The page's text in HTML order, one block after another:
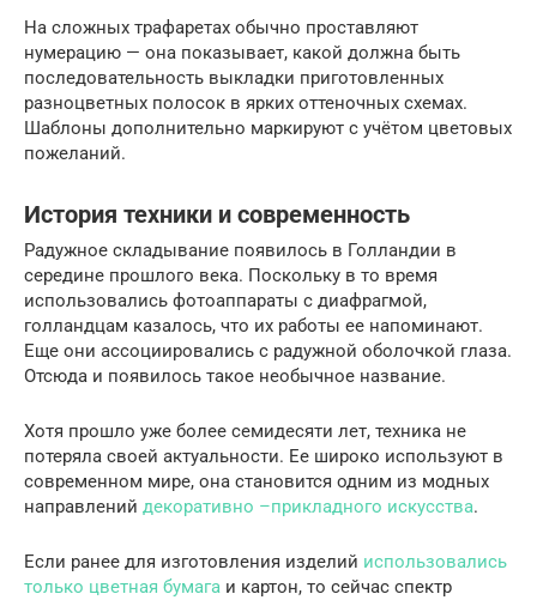
На сложных трафаретах обычно проставляют
нумерацию — она показывает, какой должна быть
последовательность выкладки приготовленных
разноцветных полосок в ярких оттеночных схемах.
Шаблоны дополнительно маркируют с учётом цветовых
пожеланий.
История техники и современность
Радужное складывание появилось в Голландии в
середине прошлого века. Поскольку в то время
использовались фотоаппараты с диафрагмой,
голландцам казалось, что их работы ее напоминают.
Еще они ассоциировались с радужной оболочкой глаза.
Отсюда и появилось такое необычное название.
Хотя прошло уже более семидесяти лет, техника не
потеряла своей актуальности. Ее широко используют в
современном мире, она становится одним из модных
направлений декоративно –прикладного искусства.
Если ранее для изготовления изделий использовались
только цветная бумага и картон, то сейчас спектр